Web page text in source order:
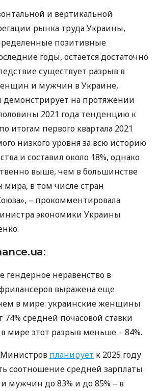
и вертикальной
рынка труда Украины,
позитивные
годы, остается достаточно
существует разрыв в
и мужчин в Украине,
демонстрирует на протяжении
2021 года тенденцию к
итогам первого квартала 2021
низкого уровня за всю историю
и составил около 18%, однако
выше, чем в большинстве
мира, в том числе стран
– прокомментировала
экономики Украины
гендерное неравенство в
выражена еще
в мире: украинские женщины
74% средней почасовой ставки
мире этот разрыв меньше – 84%.
планирует к 2025 году
соотношение средней зарплаты
мужчин до 83% и до 85% – в